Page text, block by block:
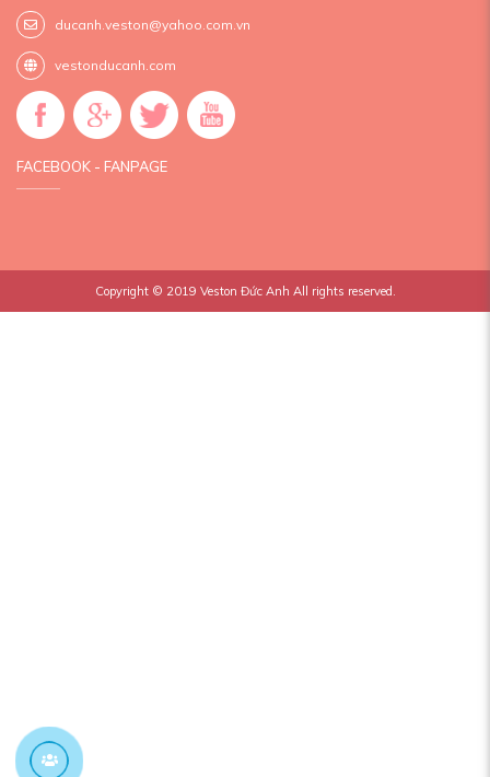
ducanh.veston@yahoo.com.vn
vestonducanh.com
FACEBOOK - FANPAGE
Copyright © 2019 Veston Đức Anh All rights reserved.